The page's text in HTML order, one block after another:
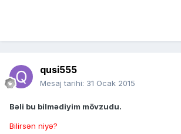
qusi555
Mesaj tarihi: 31 Ocak 2015
Bəli bu bilmədiyim mövzudu.
Bilirsən niyə?